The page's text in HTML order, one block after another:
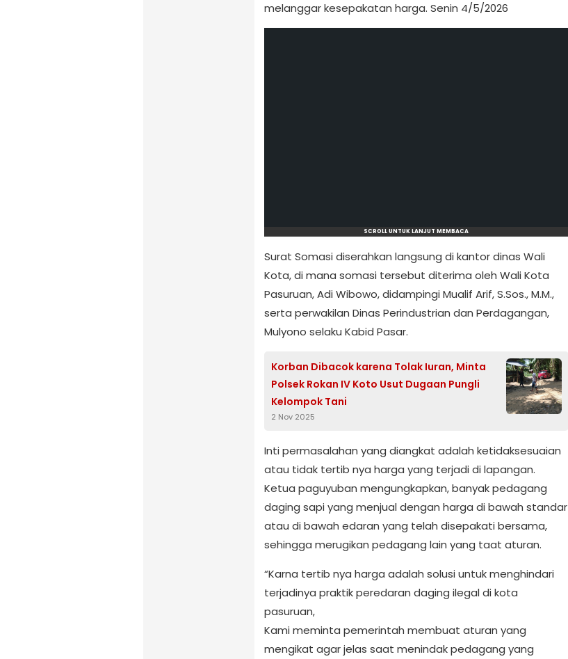
melanggar kesepakatan harga. Senin 4/5/2026
SCROLL UNTUK LANJUT MEMBACA
Surat Somasi diserahkan langsung di kantor dinas Wali
Kota, di mana somasi tersebut diterima oleh Wali Kota
Pasuruan, Adi Wibowo, didampingi Mualif Arif, S.Sos., M.M.,
serta perwakilan Dinas Perindustrian dan Perdagangan,
Mulyono selaku Kabid Pasar.
Korban Dibacok karena Tolak Iuran, Minta
Polsek Rokan IV Koto Usut Dugaan Pungli
Kelompok Tani
2 Nov 2025
Inti permasalahan yang diangkat adalah ketidaksesuaian
atau tidak tertib nya harga yang terjadi di lapangan.
Ketua paguyuban mengungkapkan, banyak pedagang
daging sapi yang menjual dengan harga di bawah standar
atau di bawah edaran yang telah disepakati bersama,
sehingga merugikan pedagang lain yang taat aturan.
“Karna tertib nya harga adalah solusi untuk menghindari
terjadinya praktik peredaran daging ilegal di kota
pasuruan,
Kami meminta pemerintah membuat aturan yang
mengikat agar jelas saat menindak pedagang yang